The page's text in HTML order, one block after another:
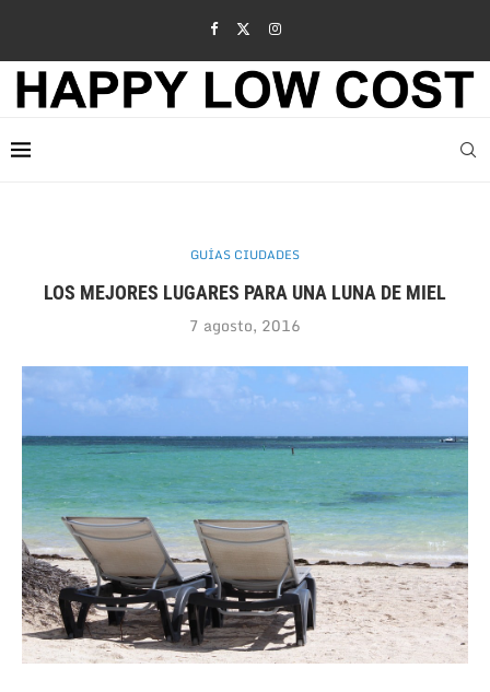
GUÍAS CIUDADES
LOS MEJORES LUGARES PARA UNA LUNA DE MIEL
7 agosto, 2016